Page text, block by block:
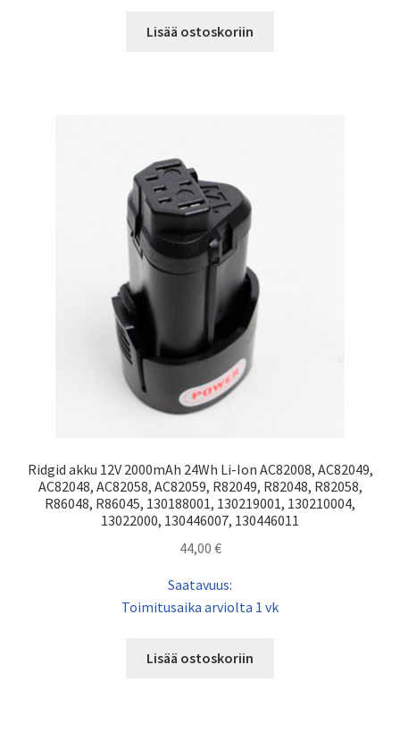
Lisää ostoskoriin
Ridgid akku 12V 2000mAh 24Wh Li-Ion AC82008, AC82049,
AC82048, AC82058, AC82059, R82049, R82048, R82058,
R86048, R86045, 130188001, 130219001, 130210004,
13022000, 130446007, 130446011
44,00 €
Saatavuus:
Toimitusaika arviolta 1 vk
Lisää ostoskoriin